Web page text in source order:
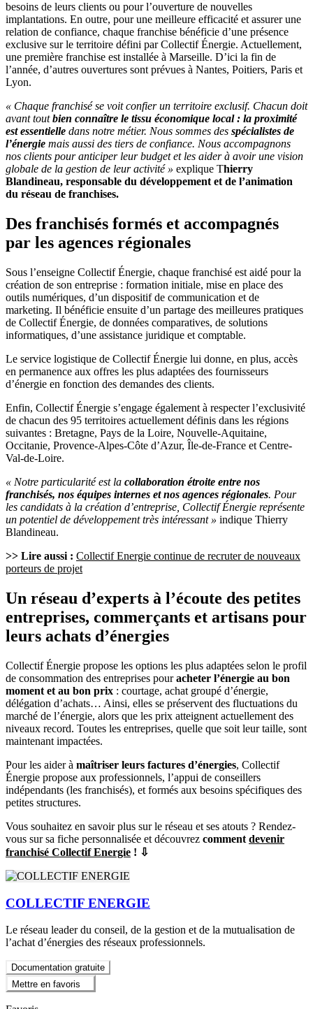
besoins de leurs clients ou pour l’ouverture de nouvelles
implantations. En outre, pour une meilleure efficacité et assurer une
relation de confiance, chaque franchise bénéficie d’une présence
exclusive sur le territoire défini par Collectif Énergie. Actuellement,
une première franchise est installée à Marseille. D’ici la fin de
l’année, d’autres ouvertures sont prévues à Nantes, Poitiers, Paris et
Lyon.
« Chaque franchisé se voit confier un territoire exclusif. Chacun doit
avant toutbien connaître le tissu économique local : la proximité
est essentielle dans notre métier. Nous sommes des spécialistes de
l’énergie mais aussi des tiers de confiance. Nous accompagnons
nos clients pour anticiper leur budget et les aider à avoir une vision
globale de la gestion de leur activité » explique Thierry
Blandineau, responsable du développement et de l’animation
du réseau de franchises.
Des franchisés formés et accompagnés
par les agences régionales
Sous l’enseigne Collectif Énergie, chaque franchisé est aidé pour la
création de son entreprise : formation initiale, mise en place des
outils numériques, d’un dispositif de communication et de
marketing. Il bénéficie ensuite d’un partage des meilleures pratiques
de Collectif Énergie, de données comparatives, de solutions
informatiques, d’une assistance juridique et comptable.
Le service logistique de Collectif Énergie lui donne, en plus, accès
en permanence aux offres les plus adaptées des fournisseurs
d’énergie en fonction des demandes des clients.
Enfin, Collectif Énergie s’engage également à respecter l’exclusivité
de chacun des 95 territoires actuellement définis dans les régions
suivantes : Bretagne, Pays de la Loire, Nouvelle-Aquitaine,
Occitanie, Provence-Alpes-Côte d’Azur, Île-de-France et Centre-
Val-de-Loire.
« Notre particularité est la collaboration étroite entre nos
franchisés, nos équipes internes et nos agences régionales. Pour
les candidats à la création d’entreprise, Collectif Énergie représente
un potentiel de développement très intéressant » indique Thierry
Blandineau.
>> Lire aussi : Collectif Energie continue de recruter de nouveaux
porteurs de projet
Un réseau d’experts à l’écoute des petites
entreprises, commerçants et artisans pour
leurs achats d’énergies
Collectif Énergie propose les options les plus adaptées selon le profil
de consommation des entreprises pouracheter l’énergie au bon
moment et au bon prix : courtage, achat groupé d’énergie,
délégation d’achats… Ainsi, elles se préservent des fluctuations du
marché de l’énergie, alors que les prix atteignent actuellement des
niveaux record. Toutes les entreprises, quelle que soit leur taille, sont
maintenant impactées.
Pour les aider à maîtriser leurs factures d’énergies, Collectif
Énergie propose aux professionnels, l’appui de conseillers
indépendants (les franchisés), et formés aux besoins spécifiques des
petites structures.
Vous souhaitez en savoir plus sur le réseau et ses atouts ? Rendez-
vous sur sa fiche personnalisée et découvrez comment devenir
franchisé Collectif Energie ! ⇩
COLLECTIF ENERGIE
Le réseau leader du conseil, de la gestion et de la mutualisation de
l’achat d’énergies des réseaux professionnels.
Documentation gratuite
Mettre en favoris